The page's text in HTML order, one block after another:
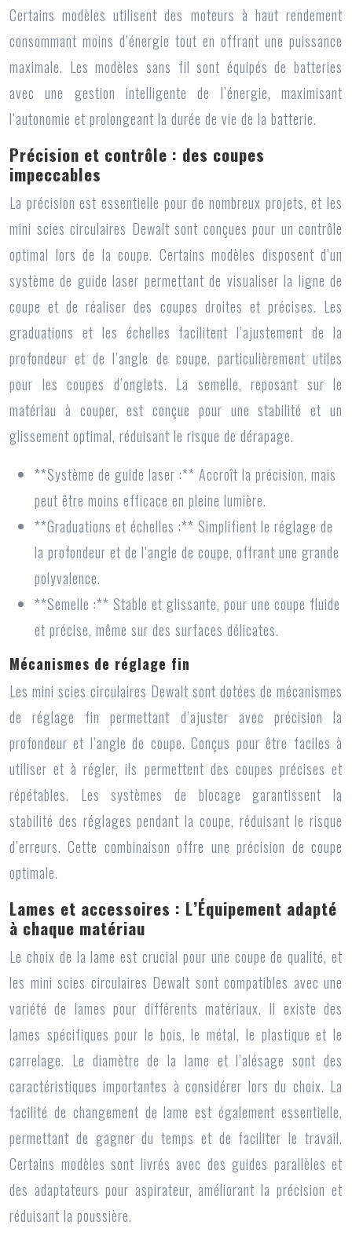
Certains modèles utilisent des moteurs à haut rendement
consommant moins d’énergie tout en offrant une puissance
maximale. Les modèles sans fil sont équipés de batteries
avec une gestion intelligente de l’énergie, maximisant
l’autonomie et prolongeant la durée de vie de la batterie.
Précision et contrôle : des coupes
impeccables
La précision est essentielle pour de nombreux projets, et les
mini scies circulaires Dewalt sont conçues pour un contrôle
optimal lors de la coupe. Certains modèles disposent d’un
système de guide laser permettant de visualiser la ligne de
coupe et de réaliser des coupes droites et précises. Les
graduations et les échelles facilitent l’ajustement de la
profondeur et de l’angle de coupe, particulièrement utiles
pour les coupes d’onglets. La semelle, reposant sur le
matériau à couper, est conçue pour une stabilité et un
glissement optimal, réduisant le risque de dérapage.
**Système de guide laser :** Accroît la précision, mais
peut être moins efficace en pleine lumière.
**Graduations et échelles :** Simplifient le réglage de
la profondeur et de l’angle de coupe, offrant une grande
polyvalence.
**Semelle :** Stable et glissante, pour une coupe fluide
et précise, même sur des surfaces délicates.
Mécanismes de réglage fin
Les mini scies circulaires Dewalt sont dotées de mécanismes
de réglage fin permettant d’ajuster avec précision la
profondeur et l’angle de coupe. Conçus pour être faciles à
utiliser et à régler, ils permettent des coupes précises et
répétables. Les systèmes de blocage garantissent la
stabilité des réglages pendant la coupe, réduisant le risque
d’erreurs. Cette combinaison offre une précision de coupe
optimale.
Lames et accessoires : L’Équipement adapté
à chaque matériau
Le choix de la lame est crucial pour une coupe de qualité, et
les mini scies circulaires Dewalt sont compatibles avec une
variété de lames pour différents matériaux. Il existe des
lames spécifiques pour le bois, le métal, le plastique et le
carrelage. Le diamètre de la lame et l’alésage sont des
caractéristiques importantes à considérer lors du choix. La
facilité de changement de lame est également essentielle,
permettant de gagner du temps et de faciliter le travail.
Certains modèles sont livrés avec des guides parallèles et
des adaptateurs pour aspirateur, améliorant la précision et
réduisant la poussière.